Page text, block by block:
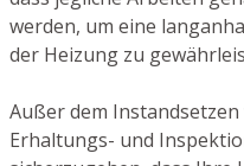
werden, um eine
der Heizung zu
Außer dem
Erhaltungs- und